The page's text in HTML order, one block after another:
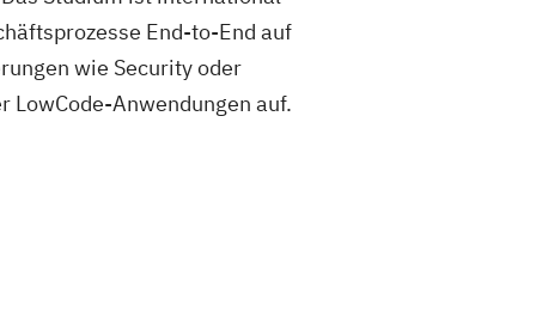
End-to-End auf
wie Security oder
LowCode-Anwendungen auf.